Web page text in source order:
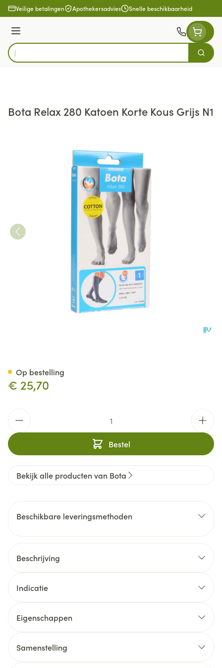
Ga naar de inhoud
Veilige betalingen Apothekersadvies Snelle beschikbaarheid
Menu
Product, merk, categorie...
Zoek
Bota Relax 280 Katoen Korte Kous Grijs N1
€ 25,70
Bestel
Op bestelling
Bekijk alle producten van Bota
Beschikbare leveringsmethoden
Beschrijving
Indicatie
Eigenschappen
Samenstelling